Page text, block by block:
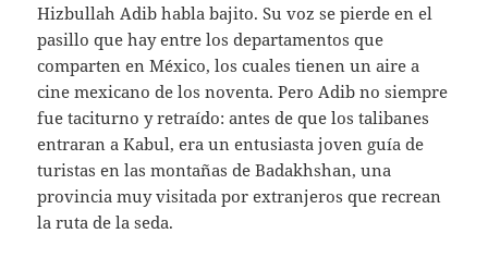
Hizbullah Adib habla bajito. Su voz se pierde en el
pasillo que hay entre los departamentos que
comparten en México, los cuales tienen un aire a
cine mexicano de los noventa. Pero Adib no siempre
fue taciturno y retraído: antes de que los talibanes
entraran a Kabul, era un entusiasta joven guía de
turistas en las montañas de Badakhshan, una
provincia muy visitada por extranjeros que recrean
la ruta de la seda.